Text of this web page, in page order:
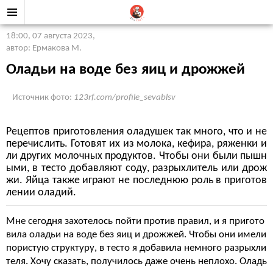
18:00, 07 августа 2023,
автор: Ермакова М.
Оладьи на воде без яиц и дрожжей
Источник фото: 123rf.com/profile_sevablsv
Рецептов приготовления оладушек так много, что и не
перечислить. Готовят их из молока, кефира, ряженки и
ли других молочных продуктов. Чтобы они были пышн
ыми, в тесто добавляют соду, разрыхлитель или дрож
жи. Яйца также играют не последнюю роль в приготов
лении оладий.
Мне сегодня захотелось пойти против правил, и я пригото
вила оладьи на воде без яиц и дрожжей. Чтобы они имели
пористую структуру, в тесто я добавила немного разрыхли
теля. Хочу сказать, получилось даже очень неплохо. Оладь